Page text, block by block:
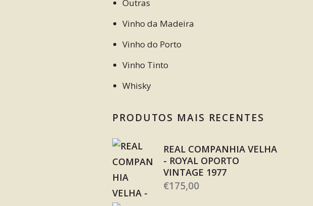
Outras
Vinho da Madeira
Vinho do Porto
Vinho Tinto
Whisky
PRODUTOS MAIS RECENTES
REAL COMPANHIA VELHA
- ROYAL OPORTO
VINTAGE 1977
€175,00